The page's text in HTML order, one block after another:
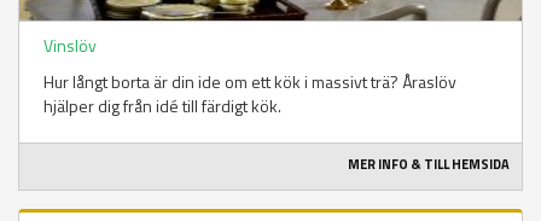
Vinslöv
Hur långt borta är din ide om ett kök i massivt trä? Åraslöv
hjälper dig från idé till färdigt kök.
MER INFO & TILL HEMSIDA